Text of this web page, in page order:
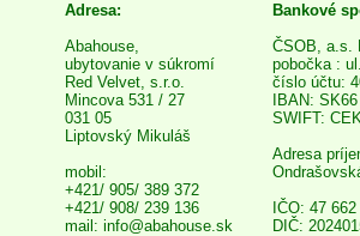
Adresa:
Abahouse,
ubytovanie v súkromí
Red Velvet, s.r.o.
Mincova 531 / 27
031 05
Liptovský Mikuláš
mobil:
+421/ 905/ 389 372
+421/ 908/ 239 136
mail: info@abahouse.sk
Bankové
ČSOB, a.s.
pobočka :
číslo účtu:
IBAN:
SWIFT:
Adresa
IČO: 47
DIČ: